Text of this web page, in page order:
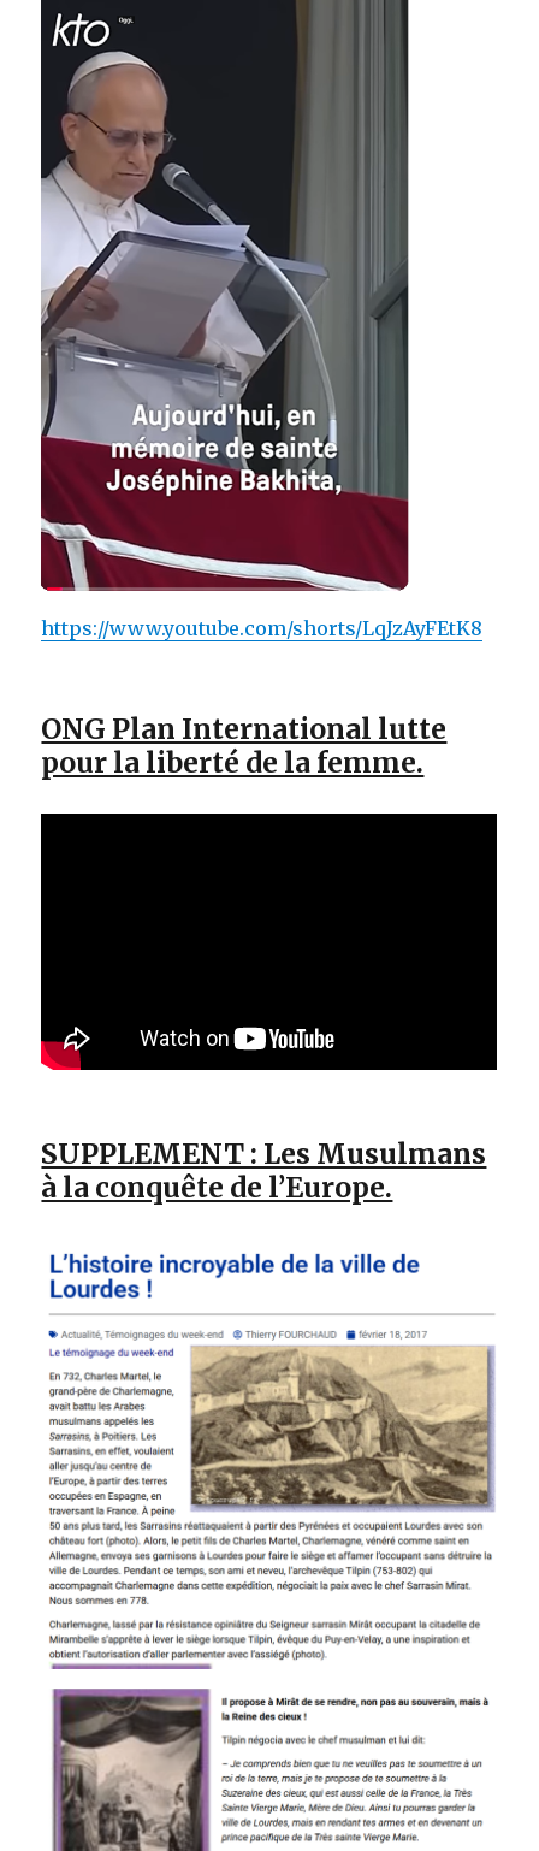
https://www.youtube.com/shorts/LqJzAyFEtK8
ONG Plan International lutte
pour la liberté de la femme.
SUPPLEMENT : Les Musulmans
à la conquête de l’Europe.